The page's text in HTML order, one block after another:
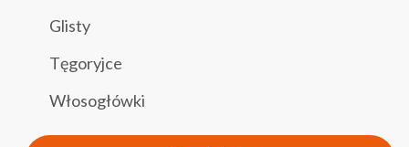
Glisty
Tęgoryjce
Włosogłówki